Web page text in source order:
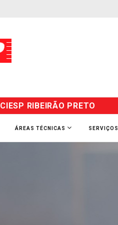
CIESP RIBEIRÃO PRETO
ÁREAS TÉCNICAS SERVIÇOS